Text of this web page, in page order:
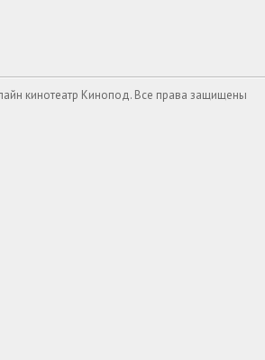
кинотеатр Кинопод. Все права защищены